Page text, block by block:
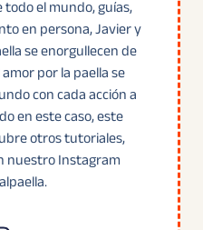
el mundo, guías,
en persona, Javier y
se enorgullecen de
por la paella se
con cada acción a
en este caso, este
otros tutoriales,
nuestro Instagram